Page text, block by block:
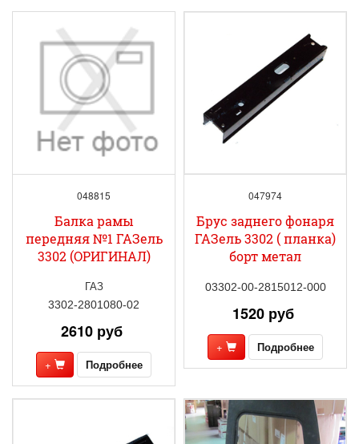
048815
Балка рамы
передняя №1 ГАЗель
3302 (ОРИГИНАЛ)
ГАЗ
3302-2801080-02
2610 руб
+ Подробнее
047974
Брус заднего фонаря
ГАЗель 3302 ( планка)
борт метал
03302-00-2815012-000
1520 руб
+ Подробнее